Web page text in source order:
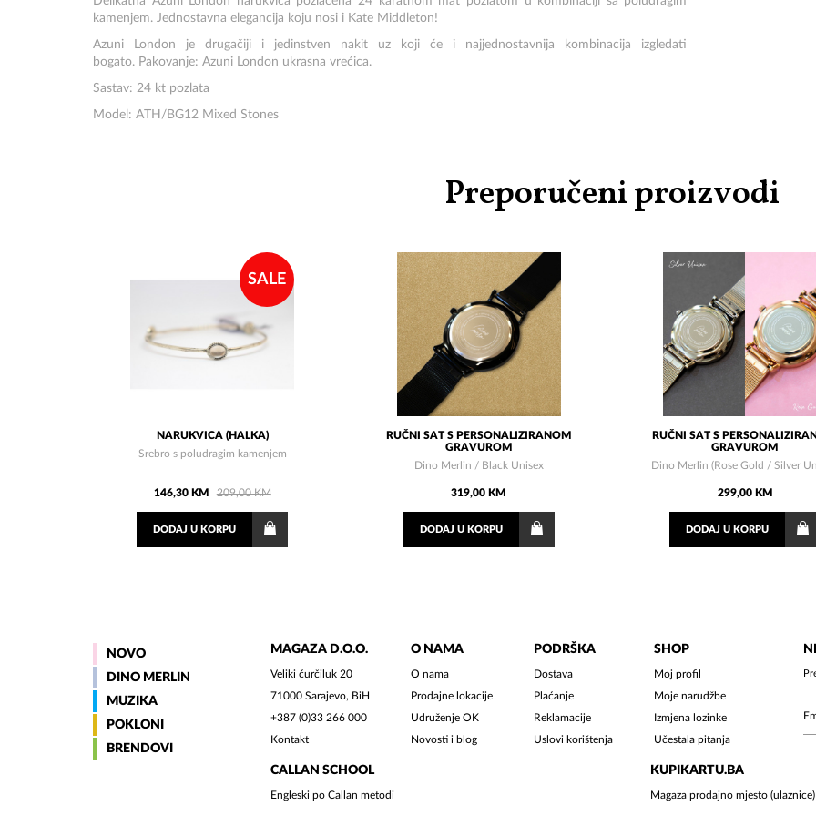
kamenjem. Jednostavna elegancija koju nosi i Kate Middleton!
Azuni London je drugačiji i jedinstven nakit uz koji će i najjednostavnija kombinacija izgledati
bogato. Pakovanje: Azuni London ukrasna vrećica.
Sastav: 24 kt pozlata
Model: ATH/BG12 Mixed Stones
Preporučeni proizvodi
SALE
NARUKVICA (HALKA)
Srebro s poludragim kamenjem
146,30 KM 209,00 KM
DODAJ U KORPU
RUČNI SAT S PERSONALIZIRANOM
GRAVUROM
Dino Merlin / Black Unisex
319,00 KM
DODAJU KORPU
RUČNI SAT S
GRAVUROM
Dino Merlin (Rose Gold / Silver
299,00 KM
DODAJ U KORPU
NOVO
DINO MERLIN
MUZIKA
POKLONI
BRENDOVI
MAGAZA D.O.O.
Veliki ćurčiluk 20
71000 Sarajevo, BiH
+387 (0)33 266 000
Kontakt
O NAMA
O nama
Prodajne lokacije
Udruženje OK
Novosti i blog
PODRŠKA
Dostava
Plaćanje
Reklamacije
Uslovi korištenja
SHOP
Moj profil
Moje narudžbe
Izmjena lozinke
Učestala pitanja
CALLAN SCHOOL
Engleski po Callan metodi
KUPIKARTU.BA
Magaza prodajno mjesto (ulaznice)